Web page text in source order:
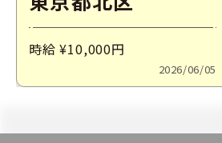
時給 ¥10,000円
2026/06/05